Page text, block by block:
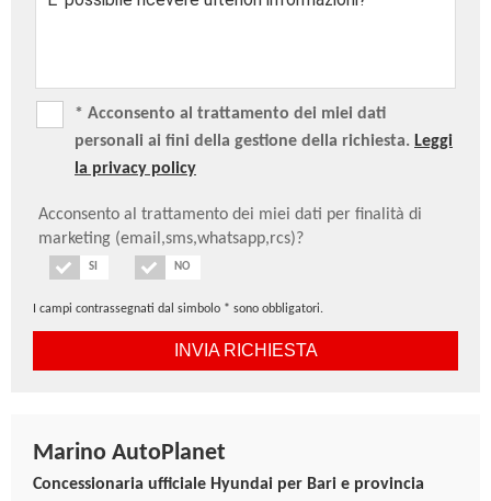
Sedile passeggero regolabile in altezza
Sedili anteriori elettrici riscaldati e ventilati
Sedili in pelle
Sensore pioggia
Sensori di parcheggio anteriori e posteriori
Servizi telematici Bluelink® per 10 anni (Lite)
Sistema di assistenza alla partenza in salita (H.A.C.)
(L.F.A.)
Sistema di monitoraggio pressione pneumatici
* Acconsento al trattamento dei miei dati
personali ai fini della gestione della richiesta. Leggi
la privacy policy
Acconsento al trattamento dei miei dati per finalità di
marketing (email,sms,whatsapp,rcs)?
SI NO
I campi contrassegnati dal simbolo * sono obbligatori.
Marino AutoPlanet
Concessionaria ufficiale Hyundai per Bari e provincia